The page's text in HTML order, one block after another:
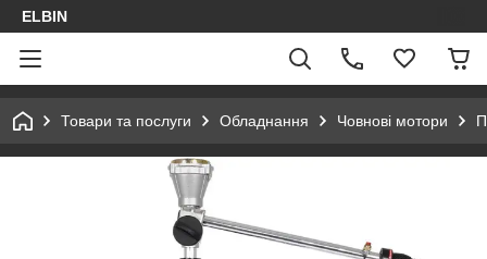
ELBIN
Товари та послуги Обладнання Човнові мотори